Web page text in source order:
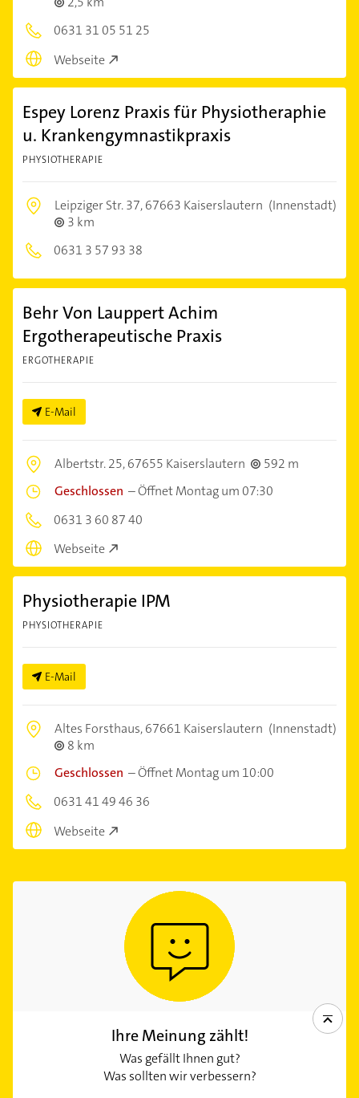
0631 31 05 51 25
Webseite
Espey Lorenz Praxis für Physiotheraphie
u. Krankengymnastikpraxis
PHYSIOTHERAPIE
Leipziger Str. 37,67663 Kaiserslautern (Innenstadt)
3 km
0631 3 57 93 38
Behr Von Lauppert Achim
Ergotherapeutische Praxis
ERGOTHERAPIE
E-Mail
Albertstr. 25,67655 Kaiserslautern
592 m
Geschlossen –Öffnet Montag um 07:30
0631 3 60 87 40
Webseite
Physiotherapie IPM
PHYSIOTHERAPIE
E-Mail
Altes Forsthaus,67661 Kaiserslautern (Innenstadt)
8 km
Geschlossen –Öffnet Montag um 10:00
0631 41 49 46 36
Webseite
Ihre Meinung zählt!
Was gefällt Ihnen gut?
Was sollten wir verbessern?